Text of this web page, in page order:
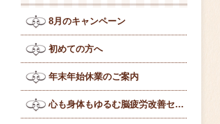
8月のキャンペーン
初めての方へ
年末年始休業のご案内
心も身体もゆるむ脳疲労改善セラピー